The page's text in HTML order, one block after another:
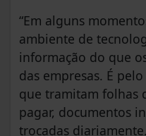
“Em alguns
ambiente de
informação do que
das empresas. É
que tramitam folhas
pagar, documentos
trocadas